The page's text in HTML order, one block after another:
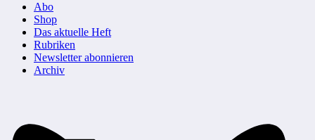
Abo
Shop
Das aktuelle Heft
Rubriken
Newsletter abonnieren
Archiv